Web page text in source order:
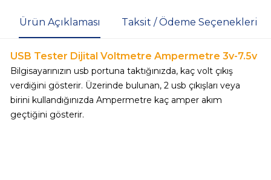
Ürün Açıklaması Taksit / Ödeme Seçenekleri
USB Tester Dijital Voltmetre Ampermetre 3v-7.5v
Bilgisayarınızın usb portuna taktığınızda, kaç volt çıkış
verdiğini gösterir. Üzerinde bulunan, 2 usb çıkışları veya
birini kullandığınızda Ampermetre kaç amper akım
geçtiğini gösterir.